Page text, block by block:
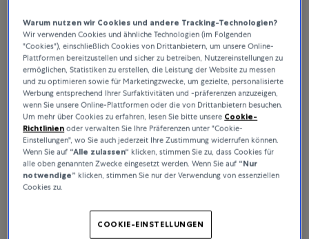
Im Mittelpunkt der Philosophie und Tätigkeiten
von Rolex steht eine langfristige Perspektive.
Das Konzept der Nachhaltigkeit prägt seit jeher
die Entwicklung: Die Herstellung klassischer,
langlebiger Armbanduhren mit dem Anspruch, die
Zeit zu überdauern, ist von Anfang an verbunden
mit dem Engagement für künftige Generationen
durch eine Vielzahl von Partnerschaften,
Warum nutzen wir Cookies und andere Tracking-Technologien?
Wir verwenden Cookies und ähnliche Technologien (im Folgenden
"Cookies"), einschließlich Cookies von Drittanbietern, um unsere Online-
Plattformen bereitzustellen und sicher zu betreiben, Nutzereinstellungen zu
ermöglichen, Statistiken zu erstellen, die Leistung der Website zu messen
und zu optimieren sowie für Marketingzwecke, um gezielte, personalisierte
Werbung entsprechend Ihrer Surfaktivitäten und -präferenzen anzuzeigen,
wenn Sie unsere Online-Plattformen oder die von Drittanbietern besuchen.
Um mehr über Cookies zu erfahren, lesen Sie bitte unsere Cookie-
Richtlinien oder verwalten Sie Ihre Präferenzen unter "Cookie-
Einstellungen", wo Sie auch jederzeit Ihre Zustimmung widerrufen können.
Wenn Sie auf “Alle zulassen“ klicken, stimmen Sie zu, dass Cookies für
alle oben genannten Zwecke eingesetzt werden. Wenn Sie auf “Nur
notwendige” klicken, stimmen Sie nur der Verwendung von essenziellen
Cookies zu.
COOKIE-EINSTELLUNGEN